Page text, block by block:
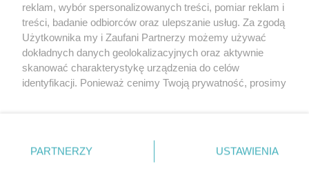
Nie zapomnij
zapoznać się z:
polityką prywatności regulamin korzystania z portali
Twojemiasto
Piekary Śląskie
Chorzów
Tarnowskie Góry
Gliwice
Skontakuj sięz nami
Kontakt
Wydawca
Redakcja
reklam, wybór spersonalizowanych treści, pomiar reklam i
treści, badanie odbiorców oraz ulepszanie usług. Za zgodą
Użytkownika my i Zaufani Partnerzy możemy używać
dokładnych danych geolokalizacyjnych oraz aktywnie
skanować charakterystykę urządzenia do celów
identyfikacji. Ponieważ cenimy Twoją prywatność, prosimy
prywatności znajdujący się w lewym dolnym rogu strony
. Niektóre rodzaje przetwarzania danych nie wymagają
PARTNERZY USTAWIENIA